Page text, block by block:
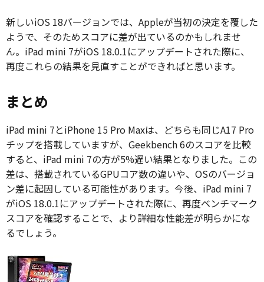
新しいiOS 18バージョンでは、Appleが当初の決定を覆した
ようで、そのためスコアに差が出ているのかもしれませ
ん。iPad mini 7がiOS 18.0.1にアップデートされた際に、
再度これらの結果を見直すことができればと思います。
まとめ
iPad mini 7とiPhone 15 Pro Maxは、どちらも同じA17 Pro
チップを搭載していますが、Geekbench 6のスコアを比較
すると、iPad mini 7の方が5%遅い結果となりました。この
差は、搭載されているGPUコア数の違いや、OSのバージョ
ン差に起因している可能性があります。今後、iPad mini 7
がiOS 18.0.1にアップデートされた際に、再度ベンチマーク
スコアを確認することで、より詳細な性能差が明らかにな
るでしょう。